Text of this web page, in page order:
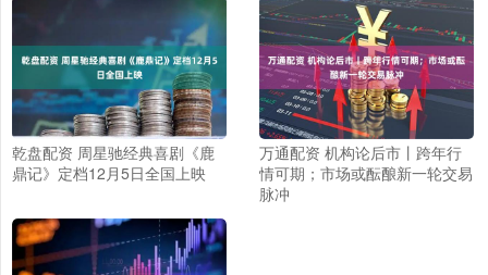
乾盘配资 周星驰经典喜剧《鹿
鼎记》定档12月5日全国上映
万通配资 机构论后市丨跨年行
情可期；市场或酝酿新一轮交易
脉冲